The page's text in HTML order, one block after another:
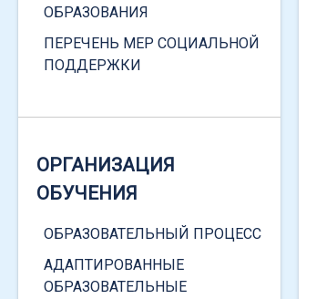
ПОРЯДОК ПОЛУЧЕНИЯ
СПРАВКИ О ДОХОДАХ
ПРИКАЗ О СОЗДАНИИ
ЗАЩИТЕ СТУДЕНТОВ
ДЕТИ-СИРОТЫ
ИНВАЛИДЫ
ОБРАЗОВАНИЯ
ПЕРЕЧЕНЬ МЕР СОЦИАЛЬНОЙ
ПОДДЕРЖКИ
ОРГАНИЗАЦИЯ
ОБУЧЕНИЯ
ОБРАЗОВАТЕЛЬНЫЙ ПРОЦЕСС
АДАПТИРОВАННЫЕ
ОБРАЗОВАТЕЛЬНЫЕ